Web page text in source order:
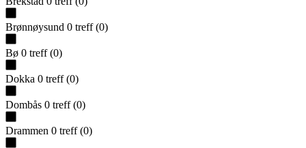
Brønnøysund 0 treff (0)
Bø 0 treff (0)
Dokka 0 treff (0)
Dombås 0 treff (0)
Drammen 0 treff (0)